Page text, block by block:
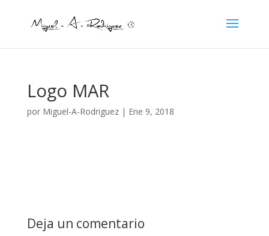
Logo MAR
por Miguel-A-Rodriguez| Ene 9, 2018
Deja un comentario